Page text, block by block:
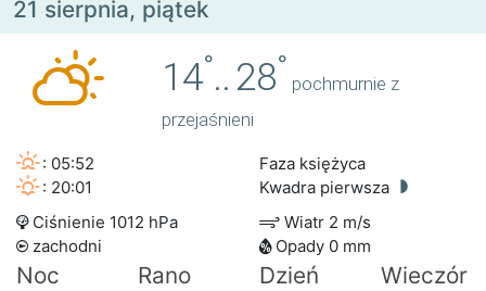
21 sierpnia, piątek
14°.. 28°
pochmurnie z
przejaśnieni
: 05:52
: 20:01
Faza księżyca
Kwadra pierwsza
Ciśnienie 1012 hPa
Wiatr 2 m/s
zachodni
Opady 0 mm
Noc Rano Dzień Wieczór